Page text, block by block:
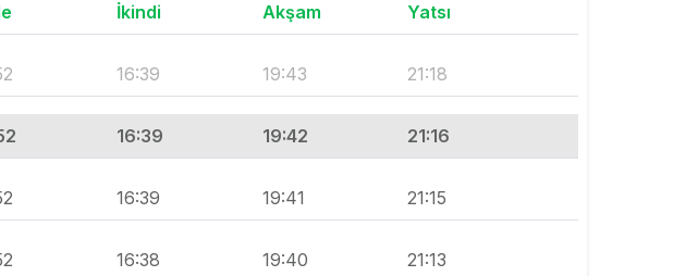
İkindi Akşam Yatsı
16:39 19:43 21:18
16:39 19:42 21:16
16:39 19:41 21:15
16:38 19:40 21:13